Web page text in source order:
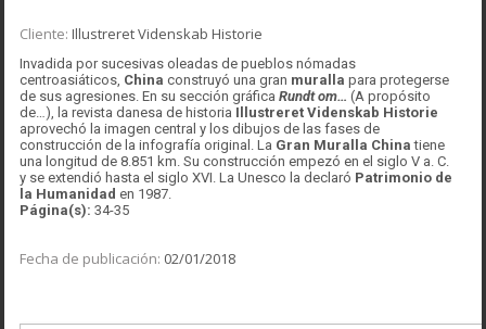
Cliente:Illustreret Videnskab Historie
Invadida por sucesivas oleadas de pueblos nómadas
centroasiáticos, China construyó una gran muralla para protegerse
de sus agresiones. En su sección gráficaRundt om… (A propósito
de…), la revista danesa de historia Illustreret Videnskab Historie
aprovechó la imagen central y los dibujos de las fases de
construcción de la infografía original. La Gran Muralla China tiene
una longitud de 8.851 km. Su construcción empezó en el siglo V a. C.
y se extendió hasta el siglo XVI. La Unesco la declaró Patrimonio de
la Humanidad en 1987.
Página(s): 34-35
Fecha de publicación: 02/01/2018